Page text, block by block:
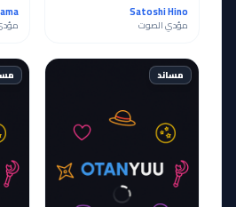
Satoshi Hino
مؤدي الصوت
مساند